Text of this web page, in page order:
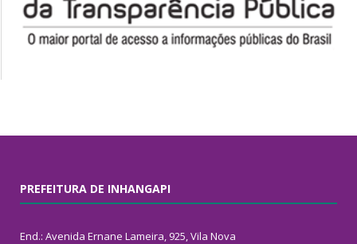
PREFEITURA DE INHANGAPI
End.: Avenida Ernane Lameira, 925, Vila Nova